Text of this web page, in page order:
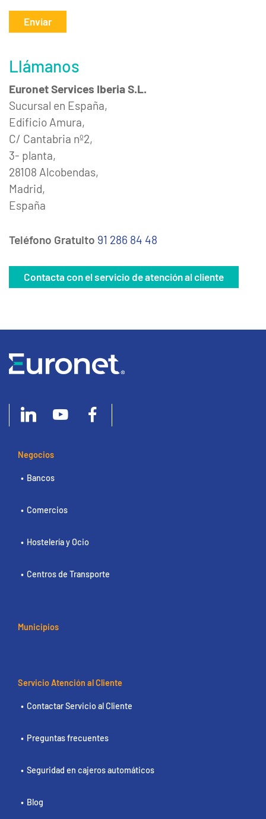
Enviar
Llámanos
Euronet Services Iberia S.L.
Sucursal en España,
Edificio Amura,
C/ Cantabria nº2,
3- planta,
28108 Alcobendas,
Madrid,
España
Teléfono Gratuito 91 286 84 48
Contacta con el servicio de atención al cliente
Negocios
Bancos
Comercios
Hostelería y Ocio
Centros de Transporte
Municipios
Servicio Atención al Cliente
Contactar Servicio al Cliente
Preguntas frecuentes
Seguridad en cajeros automáticos
Blog